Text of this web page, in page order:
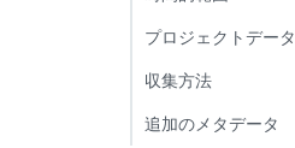
プロジェクトデータ
収集方法
追加のメタデータ